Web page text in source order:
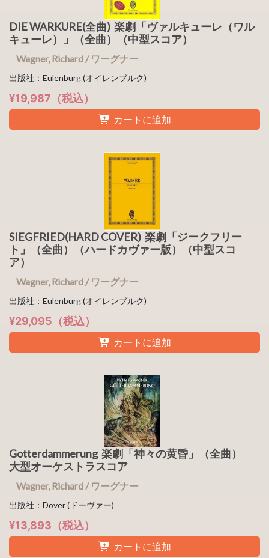
DIE WARKURE(全曲) 楽劇「ヴァルキューレ（ワル
キューレ）」（全曲）（中型スコア）
Wagner, Richard / ワーグナー
出版社：Eulenburg (オイレンブルク)
¥19,987（税込）
カートに追加
SIEGFRIED(HARD COVER) 楽劇「ジークフリー
ト」（全曲）（ハードカヴァー版）（中型スコ
ア）
Wagner, Richard / ワーグナー
出版社：Eulenburg (オイレンブルク)
¥29,095（税込）
カートに追加
Gotterdammerung 楽劇「神々の黄昏」（全曲）
大型オーケストラスコア
Wagner, Richard / ワーグナー
出版社：Dover (ドーヴァー)
¥13,893（税込）
カートに追加